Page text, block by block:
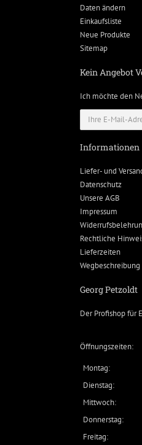
Daten ändern
Einkaufsliste
Neue Produkte
Sitemap
Kein Angebot
Ich möchte den
Informationen
Liefer- und
Datenschutz
Unsere AGB
Impressum
Rechtliche
Lieferzeiten
Wegbeschreibung
Georg Petzoldt
Der Profishop für
Öffnungszeiten:
Montag:
Dienstag:
Mittwoch:
Donnerstag:
Freitag: